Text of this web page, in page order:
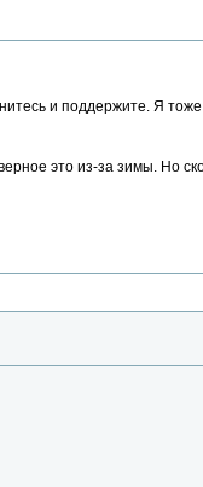
и поддержите. Я
это из-за зимы. Но